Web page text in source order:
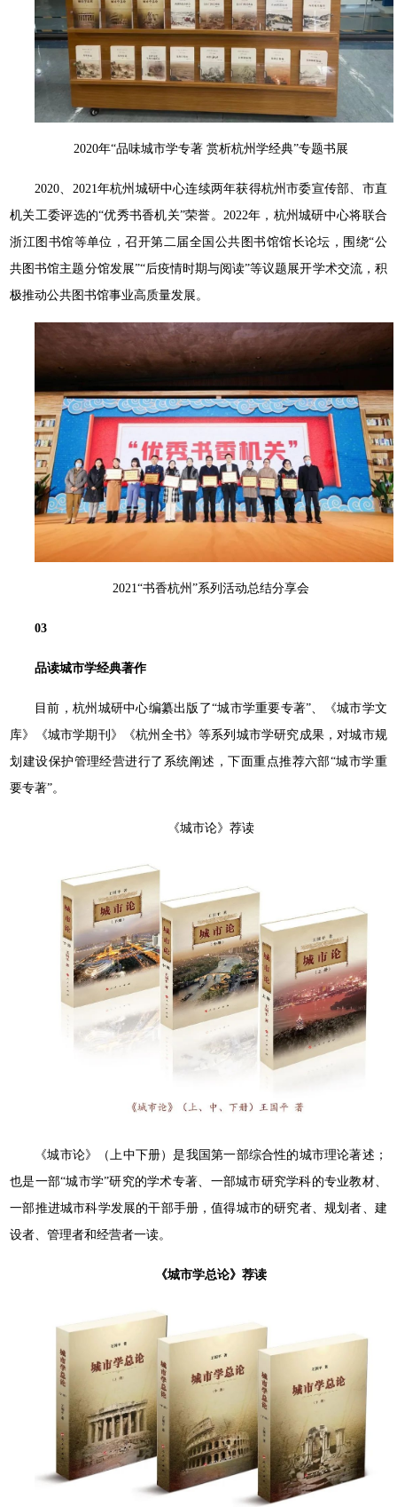
2020年“品味城市学专著 赏析杭州学经典”专题书展
2020、2021年杭州城研中心连续两年获得杭州市委宣传部、市直
机关工委评选的“优秀书香机关”荣誉。2022年，杭州城研中心将联合
浙江图书馆等单位，召开第二届全国公共图书馆馆长论坛，围绕“公
共图书馆主题分馆发展”“后疫情时期与阅读”等议题展开学术交流，积
极推动公共图书馆事业高质量发展。
2021“书香杭州”系列活动总结分享会
03
品读城市学经典著作
目前，杭州城研中心编纂出版了“城市学重要专著”、《城市学文
库》《城市学期刊》《杭州全书》等系列城市学研究成果，对城市规
划建设保护管理经营进行了系统阐述，下面重点推荐六部“城市学重
要专著”。
《城市论》荐读
《城市论》（上中下册）是我国第一部综合性的城市理论著述；
也是一部“城市学”研究的学术专著、一部城市研究学科的专业教材、
一部推进城市科学发展的干部手册，值得城市的研究者、规划者、建
设者、管理者和经营者一读。
《城市学总论》荐读